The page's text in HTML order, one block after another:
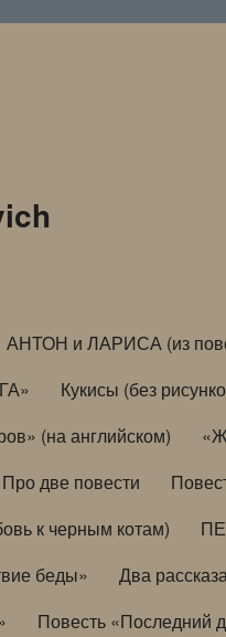
АНТОН и ЛАРИСА (из
Кукисы (без
(на английском)
Про две повести
к черным котам)
беды»
Два
Повесть «Последний